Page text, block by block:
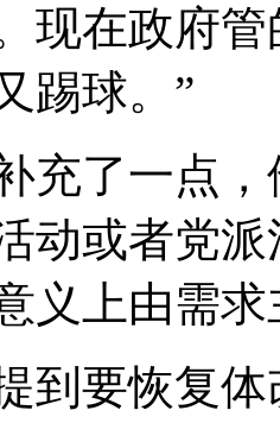
现在政府
踢球。”
充了一点
动或者党
义上由需
到要恢复